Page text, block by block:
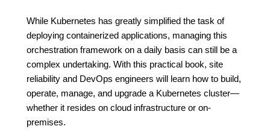
While Kubernetes has greatly simplified the task of
deploying containerized applications, managing this
orchestration framework on a daily basis can still be a
complex undertaking. With this practical book, site
reliability and DevOps engineers will learn how to build,
operate, manage, and upgrade a Kubernetes cluster—
whether it resides on cloud infrastructure or on-
premises.